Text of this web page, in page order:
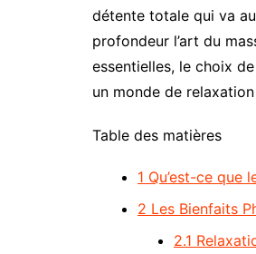
détente totale qui va
profondeur l’art du
essentielles, le choix
un monde de
Table des matières
1 Qu’est-ce que
2 Les Bienfaits
2.1